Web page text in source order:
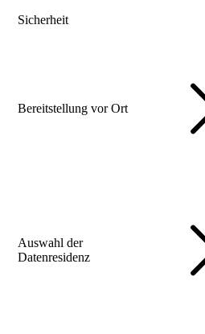
Sicherheit
Bereitstellung vor Ort
Auswahl der
Datenresidenz